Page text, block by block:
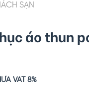
SẠN
áo thun
VAT 8%